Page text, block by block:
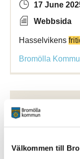
Välkommen till
17 June
Webbsida
Hasselvikens
Bromölla
Alvikenskolans
Webbsida